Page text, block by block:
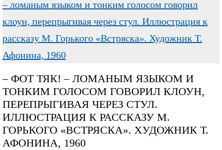
– ломаным языком и тонким голосом говорил
клоун, перепрыгивая через стул. Иллюстрация к
рассказу М. Горького «Встряска». Художник Т.
Афонина, 1960
– ФОТ ТЯК! – ЛОМАНЫМ ЯЗЫКОМ И
ТОНКИМ ГОЛОСОМ ГОВОРИЛ КЛОУН,
ПЕРЕПРЫГИВАЯ ЧЕРЕЗ СТУЛ.
ИЛЛЮСТРАЦИЯ К РАССКАЗУ М.
ГОРЬКОГО «ВСТРЯСКА». ХУДОЖНИК Т.
АФОНИНА, 1960